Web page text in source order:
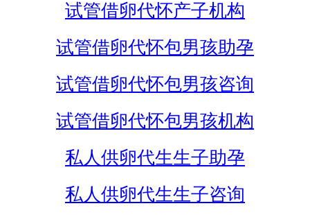
试管借卵代怀产子机构
试管借卵代怀包男孩助孕
试管借卵代怀包男孩咨询
试管借卵代怀包男孩机构
私人供卵代生生子助孕
私人供卵代生生子咨询